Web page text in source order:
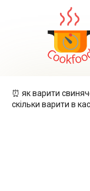
⏰ як варити
скільки варити в